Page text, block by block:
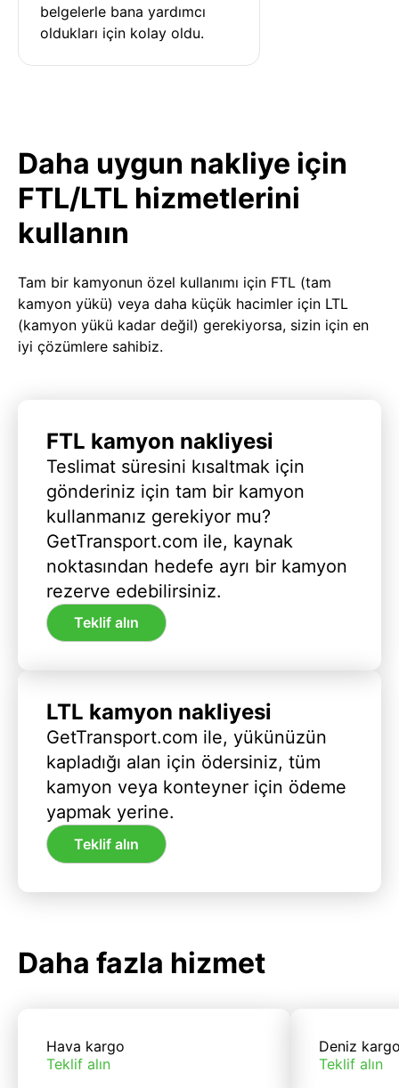
belgelerle bana yardımcı
oldukları için kolay oldu.
Daha uygun nakliye için
FTL/LTL hizmetlerini
kullanın
Tam bir kamyonun özel kullanımı için FTL (tam
kamyon yükü) veya daha küçük hacimler için LTL
(kamyon yükü kadar değil) gerekiyorsa, sizin için en
iyi çözümlere sahibiz.
FTL kamyon nakliyesi
Teslimat süresini kısaltmak için
gönderiniz için tam bir kamyon
kullanmanız gerekiyor mu?
GetTransport.com ile, kaynak
noktasından hedefe ayrı bir kamyon
rezerve edebilirsiniz.
Teklif alın
LTL kamyon nakliyesi
GetTransport.com ile, yükünüzün
kapladığı alan için ödersiniz, tüm
kamyon veya konteyner için ödeme
yapmak yerine.
Teklif alın
Daha fazla hizmet
Hava kargo
Teklif alın
Deniz
Teklif alın